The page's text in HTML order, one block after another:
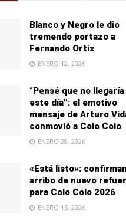
Blanco y Negro le dio
tremendo portazo a
Fernando Ortiz
ENERO 12, 2026
“Pensé que no
este día”: el emotivo
mensaje de Arturo
conmovió a Colo Colo
ENERO 28, 2026
«Está listo»:
arribo de nuevo
para Colo Colo 2026
ENERO 15, 2026